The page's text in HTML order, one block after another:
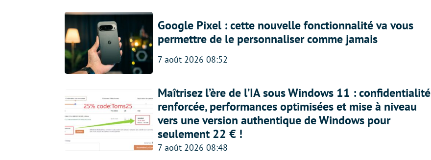
Google Pixel : cette nouvelle fonctionnalité va vous
permettre de le personnaliser comme jamais
7 août 2026 08:52
Maîtrisez l’ère de l’IA sous Windows 11 : confidentialité
renforcée, performances optimisées et mise à niveau
vers une version authentique de Windows pour
seulement 22 € !
7 août 2026 08:48